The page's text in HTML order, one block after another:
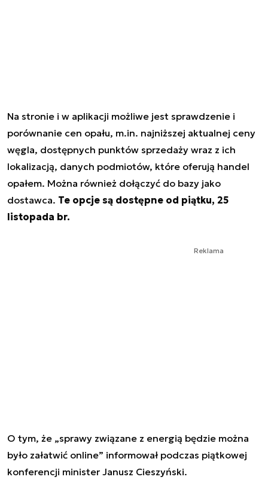
Na stronie i w aplikacji możliwe jest sprawdzenie i
porównanie cen opału, m.in. najniższej aktualnej ceny
węgla, dostępnych punktów sprzedaży wraz z ich
lokalizacją, danych podmiotów, które oferują handel
opałem. Można również dołączyć do bazy jako
dostawca. Te opcje są dostępne od piątku, 25
listopada br.
Reklama
O tym, że „sprawy związane z energią będzie można
było załatwić online” informował podczas piątkowej
konferencji minister Janusz Cieszyński.